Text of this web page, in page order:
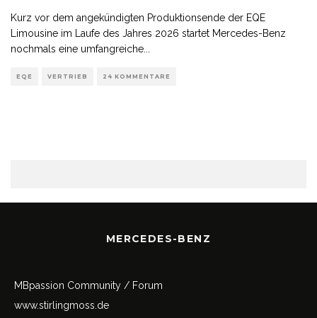
Kurz vor dem angekündigten Produktionsende der EQE
Limousine im Laufe des Jahres 2026 startet Mercedes-Benz
nochmals eine umfangreiche
EQE VERTRIEB 24 KOMMENTARE
MERCEDES-BENZ
MBpassion Community / Forum
www.stirlingmoss.de